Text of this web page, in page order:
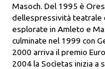
Masoch. Del 1995 è
dellespressività teatrale
esplorate in Amleto e
culminate nel 1999 con
2000 arriva il premio
2004 la Socìetas inizia a